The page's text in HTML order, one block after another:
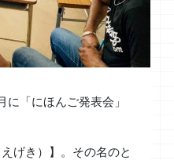
「にほんご発表会」
げき）】。その名のと